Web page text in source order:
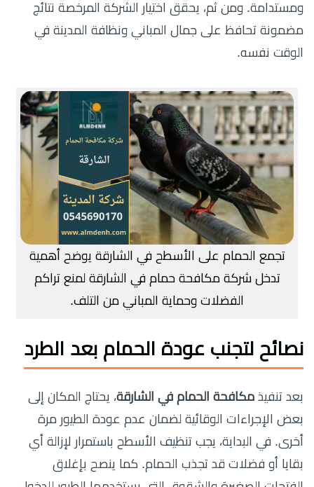
ومستدامة. ومن ثم، يحقق اختيار الشركة المرخصة نتائج
مضمونة تحافظ على جمال المباني ونظافة المدينة في
الوقت نفسه.
تجمع الحمام على الأسطح في الشارقة يوضح أهمية
تدخل شركة مكافحة حمام في الشارقة لمنع تراكم
الفضلات وحماية المباني من التلف.
نصائح لتجنب عودة الحمام بعد الطرد
بعد تنفيذ مكافحة الحمام في الشارقة، يحتاج المكان إلى
بعض الإجراءات الوقائية لضمان عدم عودة الطيور مرة
أخرى. في البداية، يجب تنظيف الأسطح باستمرار لإزالة أي
بقايا أو فضلات قد تجذب الحمام. كما ينصح بإغلاق